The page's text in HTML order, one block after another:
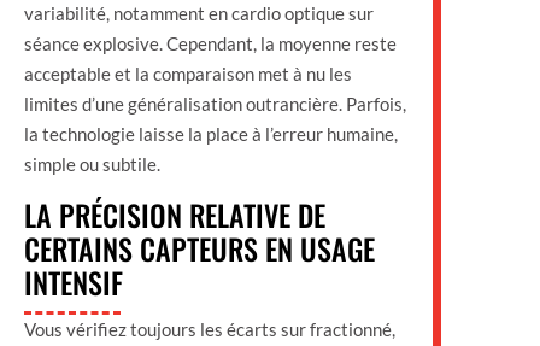
variabilité, notamment en cardio optique sur
séance explosive. Cependant, la moyenne reste
acceptable et la comparaison met à nu les
limites d’une généralisation outrancière. Parfois,
la technologie laisse la place à l’erreur humaine,
simple ou subtile.
LA PRÉCISION RELATIVE DE
CERTAINS CAPTEURS EN USAGE
INTENSIF
Vous vérifiez toujours les écarts sur fractionné,